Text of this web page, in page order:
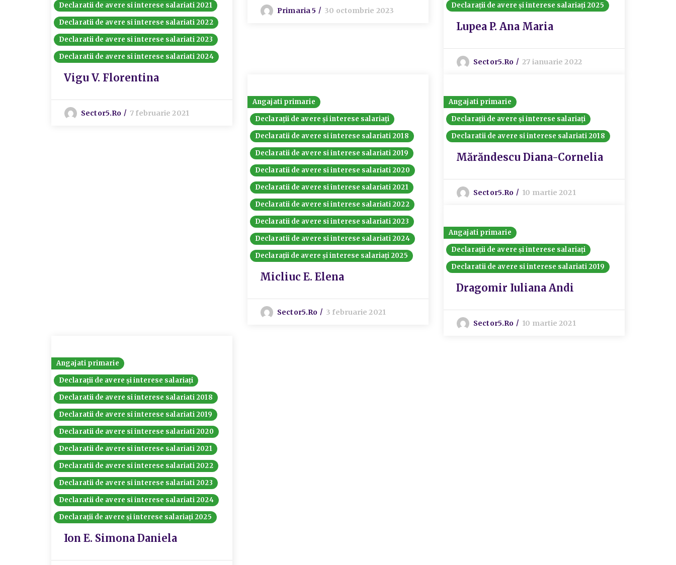
Declaratii de avere si interese salariati 2021
Declaratii de avere si interese salariati 2022
Declaratii de avere si interese salariati 2023
Declaratii de avere si interese salariati 2024
Vigu V. Florentina
Sector5.ro 7 februarie 2021
Primaria 5 30 octombrie 2023
Declarații de avere și interese salariați 2025
Lupea P. Ana Maria
Sector5.ro 27 ianuarie 2022
Angajati primarie
Declarații de avere și interese salariați
Declaratii de avere si interese salariati 2018
Declaratii de avere si interese salariati 2019
Declaratii de avere si interese salariati 2020
Declaratii de avere si interese salariati 2021
Declaratii de avere si interese salariati 2022
Declaratii de avere si interese salariati 2023
Declaratii de avere si interese salariati 2024
Declarații de avere și interese salariați 2025
Micliuc E. Elena
Sector5.ro 3 februarie 2021
Angajati primarie
Declarații de avere și interese salariați
Declaratii de avere si interese salariati 2018
Mărăndescu Diana-Cornelia
Sector5.ro 10 martie 2021
Angajati primarie
Declarații de avere și interese salariați
Declaratii de avere si interese salariati 2019
Dragomir Iuliana Andi
Sector5.ro 10 martie 2021
Angajati primarie
Declarații de avere și interese salariați
Declaratii de avere si interese salariati 2018
Declaratii de avere si interese salariati 2019
Declaratii de avere si interese salariati 2020
Declaratii de avere si interese salariati 2021
Declaratii de avere si interese salariati 2022
Declaratii de avere si interese salariati 2023
Declaratii de avere si interese salariati 2024
Declarații de avere și interese salariați 2025
Ion E. Simona Daniela